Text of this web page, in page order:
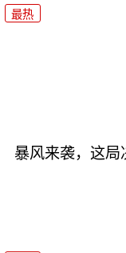
最热
暴风来袭，这